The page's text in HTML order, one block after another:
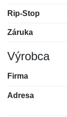
Rip-Stop
Záruka
Výrobca
Firma
Adresa